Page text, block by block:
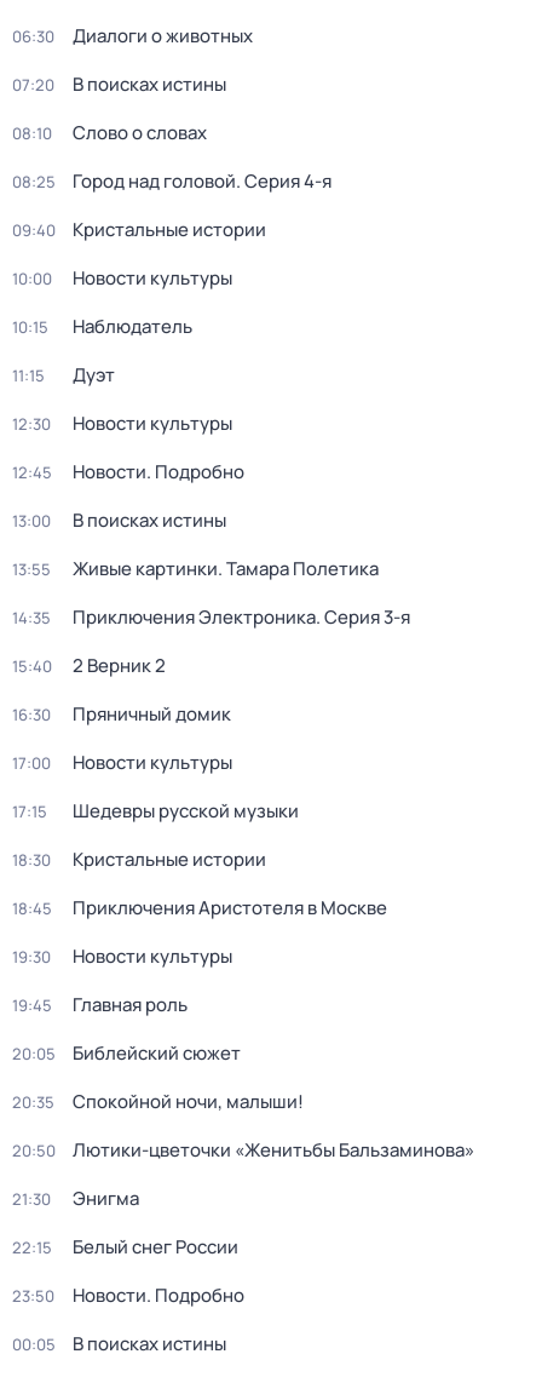
06:30 Диалоги о животных
07:20 В поисках истины
08:10 Слово о словах
08:25 Город над головой. Серия 4-я
09:40 Кристальные истории
10:00 Новости культуры
10:15 Наблюдатель
11:15 Дуэт
12:30 Новости культуры
12:45 Новости. Подробно
13:00 В поисках истины
13:55 Живые картинки. Тамара Полетика
14:35 Приключения Электроника. Серия 3-я
15:40 2 Верник 2
16:30 Пряничный домик
17:00 Новости культуры
17:15 Шедевры русской музыки
18:30 Кристальные истории
18:45 Приключения Аристотеля в Москве
19:30 Новости культуры
19:45 Главная роль
20:05 Библейский сюжет
20:35 Спокойной ночи, малыши!
20:50 Лютики-цветочки «Женитьбы Бальзаминова»
21:30 Энигма
22:15 Белый снег России
23:50 Новости. Подробно
00:05 В поисках истины